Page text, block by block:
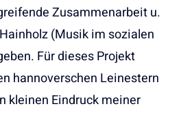
Zusammenarbeit u.
(Musik im sozialen
Für dieses Projekt
hannoverschen Leinestern
kleinen Eindruck meiner